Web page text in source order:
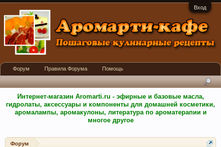
Вход
Интернет-магазин Aromarti.ru - эфирные и базовые масла,
гидролаты, аксессуары и компоненты для домашней косметики,
аромалампы, аромакулоны, литература по ароматерапии и
многое другое
Форум
Форум Правила Форума Помощь